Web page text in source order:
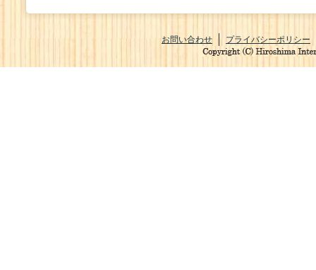
お問い合わせ プライバシーポリシー